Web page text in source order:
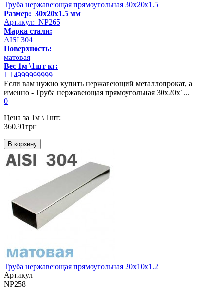
Труба нержавеющая прямоугольная 30х20х1.5
Размер: 30х20х1.5 мм
Артикул: NP265
Марка стали:
AISI 304
Поверхность:
матовая
Вес 1м \1шт кг:
1.14999999999
Если вам нужно купить нержавеющий металлопрокат, а
именно - Труба нержавеющая прямоугольная 30х20х1...
0
Цена за 1м \ 1шт:
360.91грн
В корзину
Труба нержавеющая прямоугольная 20х10х1.2
Артикул
NP258